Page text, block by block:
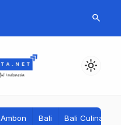
search
light_mode
Ambon Bali Bali Culinary